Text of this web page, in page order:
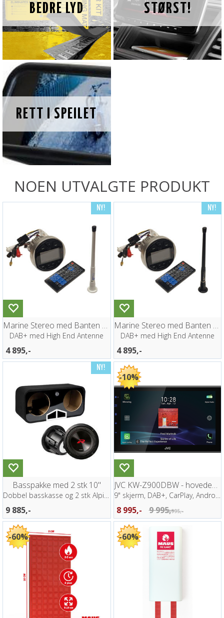
BEDRE LYD STØRST!
RETT I SPEILET
NOEN UTVALGTE PRODUKT
Marine Stereo med Banten Antenne HVIT
DAB+ med High End Antenne
4 895,-
Marine Stereo med Banten Antenne SORT
DAB+ med High End Antenne
4 895,-
Basspakke med 2 stk 10"
9 885,-
10%
JVC KW-Z900DBW - hovedenhet 1-DIN
8 995,- 9 995,-9 995,-
60% 60%